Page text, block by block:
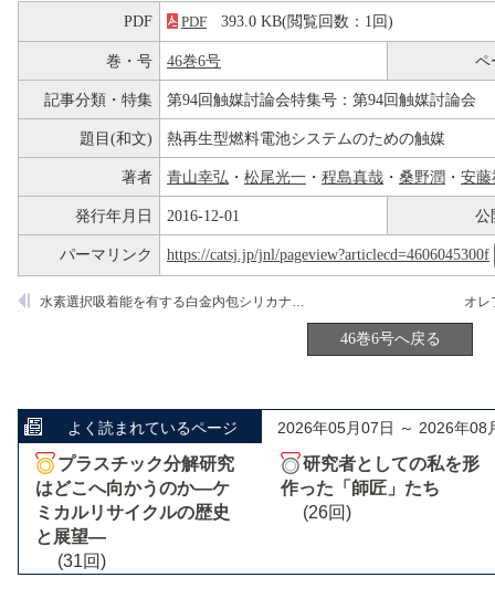
PDF PDF 393.0 KB(閲覧回数：1回)
巻・号 46巻6号 ペ
記事分類・特集 第94回触媒討論会特集号：第94回触媒討論会
題目(和文) 熱再生型燃料電池システムのための触媒
著者 青山幸弘 ・ 松尾光一 ・ 程島真哉 ・ 桑野潤 ・ 安藤
発行年月日 2016-12-01 公
パーマリンク https://catsj.jp/jnl/pageview?articlecd=4606045300f
水素選択吸着能を有する白金内包シリカナノチューブの触媒特性
46巻6号へ戻る
よく読まれているページ 2026年05月07日 ～ 2026年08
プラスチック分解研究
はどこへ向かうのか―ケ
ミカルリサイクルの歴史
と展望―
(31回)
研究者としての私を形
作った「師匠」たち
(26回)